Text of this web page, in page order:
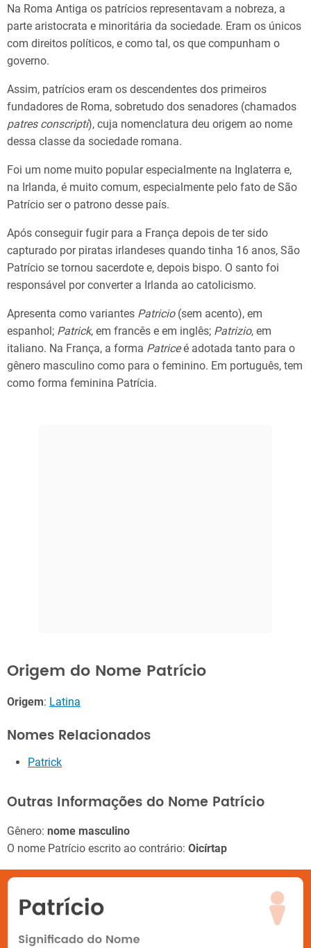
Na Roma Antiga os patrícios representavam a nobreza, a
parte aristocrata e minoritária da sociedade. Eram os únicos
com direitos políticos, e como tal, os que compunham o
governo.
Assim, patrícios eram os descendentes dos primeiros
fundadores de Roma, sobretudo dos senadores (chamados
patres conscripti), cuja nomenclatura deu origem ao nome
dessa classe da sociedade romana.
Foi um nome muito popular especialmente na Inglaterra e,
na Irlanda, é muito comum, especialmente pelo fato de São
Patrício ser o patrono desse país.
Após conseguir fugir para a França depois de ter sido
capturado por piratas irlandeses quando tinha 16 anos, São
Patrício se tornou sacerdote e, depois bispo. O santo foi
responsável por converter a Irlanda ao catolicismo.
Apresenta como variantes Patricio(sem acento), em
espanhol; Patrick, em francês e em inglês; Patrizio, em
italiano. Na França, a forma Patriceé adotada tanto para o
gênero masculino como para o feminino. Em português, tem
como forma feminina Patrícia.
Origem do Nome Patrício
Origem: Latina
Nomes Relacionados
Patrick
Outras Informações do Nome Patrício
Gênero: nome masculino
O nome Patrício escrito ao contrário: Oicírtap